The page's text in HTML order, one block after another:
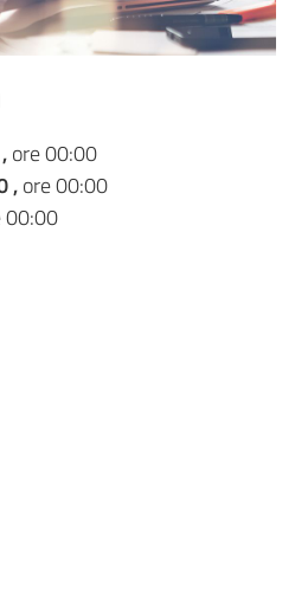
ore 00:00
,ore 00:00